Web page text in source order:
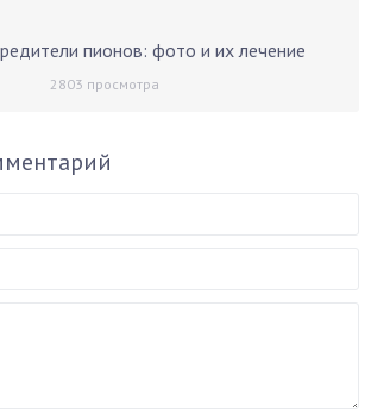
пионов: фото и их лечение
2803 просмотра